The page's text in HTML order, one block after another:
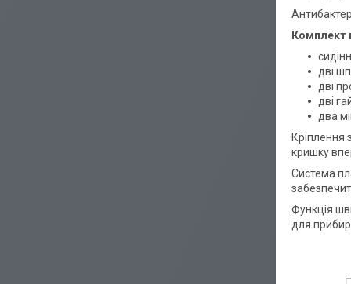
Комплект
дві
дві
дві
два
Кріплення
кришку
Система
Функція
для